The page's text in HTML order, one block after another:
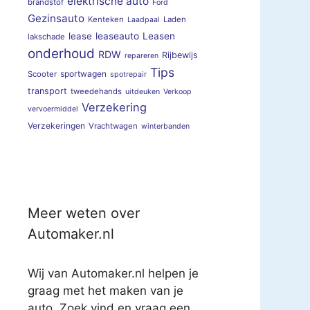
brandstof Ford
Gezinsauto Kenteken Laadpaal Laden
lakschade lease leaseauto Leasen
onderhoud RDW repareren Rijbewijs
Scooter sportwagen spotrepair Tips
transport tweedehands uitdeuken Verkoop
vervoermiddel Verzekering
Verzekeringen Vrachtwagen winterbanden
Meer weten over
Automaker.nl
Wij van Automaker.nl helpen je
graag met het maken van je